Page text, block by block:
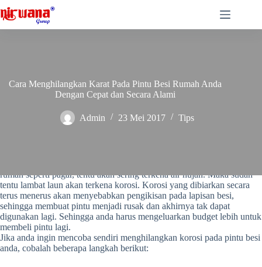
to
Cara Menghilangkan Karat Pada Pintu Besi Rumah Anda
Dengan Cepat dan Secara Alami
Admin 23 Mei 2017 Tips
rumah seperti pagar, tentu akan sering terkena air hujan. Maka sudah
tentu lambat laun akan terkena korosi. Korosi yang dibiarkan secara
terus menerus akan menyebabkan pengikisan pada lapisan besi,
sehingga membuat pintu menjadi rusak dan akhirnya tak dapat
digunakan lagi. Sehingga anda harus mengeluarkan budget lebih untuk
membeli pintu lagi.
Jika anda ingin mencoba sendiri menghilangkan korosi pada pintu besi
anda, cobalah beberapa langkah berikut: